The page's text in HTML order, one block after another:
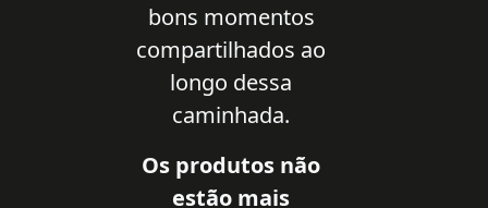
bons momentos
compartilhados ao
longo dessa
caminhada.
Os produtos não
estão mais